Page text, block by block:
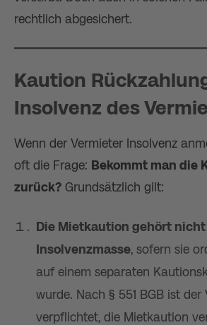
rechtlich abgesichert.
Kaution
Insolvenz des
Wenn der Vermieter Insolvenz
oft die Frage: Bekommt man die
zurück? Grundsätzlich gilt:
Die Mietkaution gehört
Insolvenzmasse, sofern sie
auf einem separaten
wurde. Nach § 551 BGB ist der
verpflichtet, die Mietkaution